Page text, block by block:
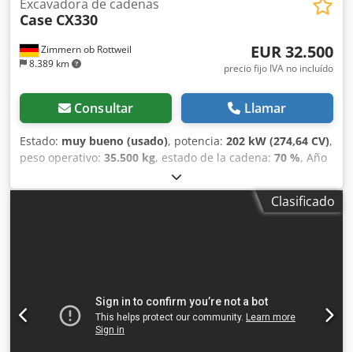
Zimmern ob Rottweil
8.389 km
Excavadora de cadenas
Case CX330
EUR 32.500
precio fijo IVA no incluído
Consultar Llamar
Estado: muy bueno (usado), potencia: 202 kW (274,64 CV),
peso operativo: 35.500 kg, estado de la cadena: 70 %, Año
, horas de funcionamiento:
Equipamiento:aire acondicionado, CASE CX330 Año de
fabricación: 2006 Dodszp Rm Ropfx Aciokr Horas de
funciona, necesita reparación Tren de rodaje conservado
en aproximadamente un 70 % Placas de base de 600 mm
de ancho Motor Isuzu de 202 kW Certificación CE
Clasificado